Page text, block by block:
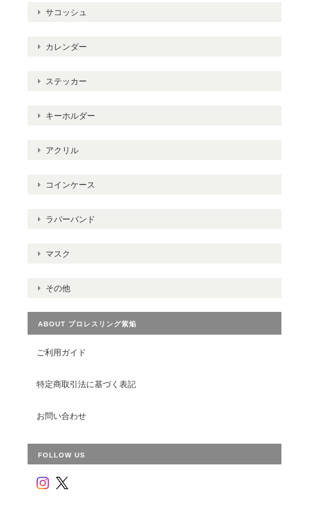
サコッシュ
カレンダー
ステッカー
キーホルダー
アクリル
コインケース
ラバーバンド
マスク
その他
ABOUT プロレスリング紫焔
ご利用ガイド
特定商取引法に基づく表記
お問い合わせ
FOLLOW US